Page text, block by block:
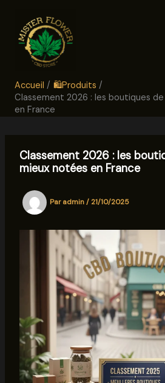
contenu
Accueil
🛍️Produits
Classement 2026 : les boutiques
en France
Classement 2026 : les
mieux notées en France
Paradmin/ 21/10/2025